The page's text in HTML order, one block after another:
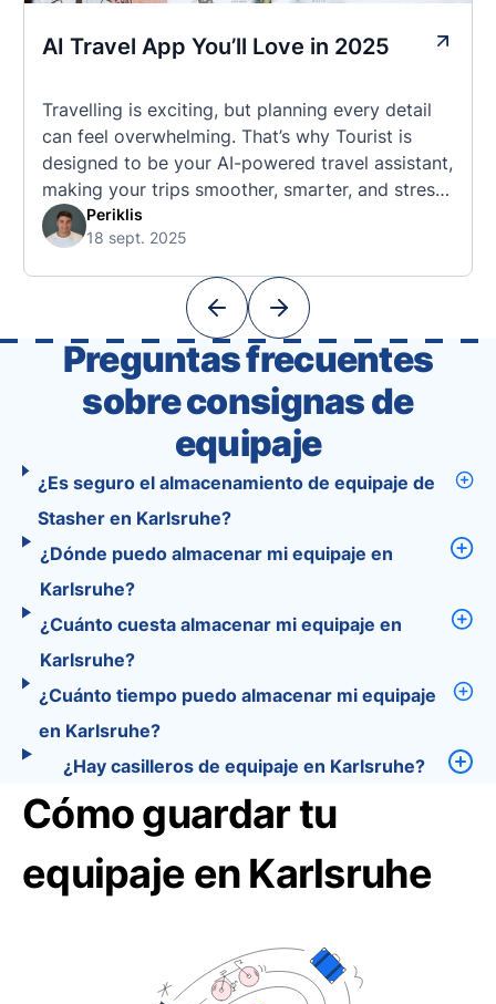
AI Travel App You’ll Love in 2025
Travelling is exciting, but planning every detail
can feel overwhelming. That’s why Tourist is
designed to be your AI-powered travel assistant,
making your trips smoother, smarter, and stress-
free. 🧭 What Makes the Tourist App Unique?
Unlike standard travel apps, Tourist combines
With Tourist, your trip planning becomes as
Periklis
18 sept. 2025
Preguntas frecuentes
sobre consignas de
equipaje
¿Es seguro el almacenamiento de equipaje de
Stasher en Karlsruhe?
¿Dónde puedo almacenar mi equipaje en
Karlsruhe?
¿Cuánto cuesta almacenar mi equipaje en
Karlsruhe?
¿Cuánto tiempo puedo almacenar mi equipaje
en Karlsruhe?
¿Hay casilleros de equipaje en Karlsruhe?
Cómo guardar tu
equipaje en Karlsruhe